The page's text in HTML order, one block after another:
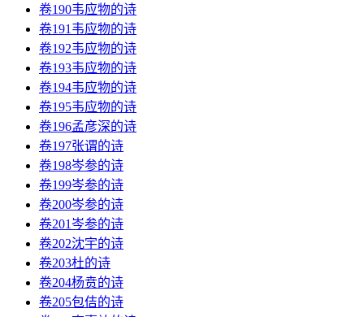
卷190韦应物的诗
卷191韦应物的诗
卷192韦应物的诗
卷193韦应物的诗
卷194韦应物的诗
卷195韦应物的诗
卷196孟彦深的诗
卷197张谓的诗
卷198岑参的诗
卷199岑参的诗
卷200岑参的诗
卷201岑参的诗
卷202沈宇的诗
卷203杜的诗
卷204杨贲的诗
卷205包佶的诗